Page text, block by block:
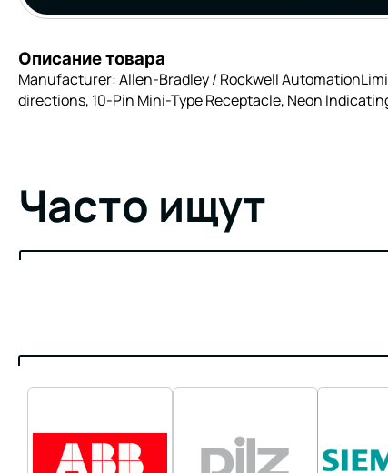
Описание товара
Manufacturer: Allen-Bradley / Rockwell
directions, 10-Pin Mini-Type Receptacle, Neon
Часто ищут